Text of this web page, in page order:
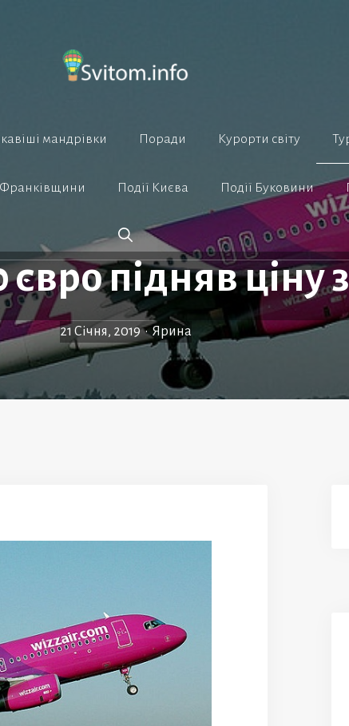
мандрівки Поради Курорти світу
Франківщини Події Києва Події Буковини
підняв ціну
21 Січня, 2019 • Ярина